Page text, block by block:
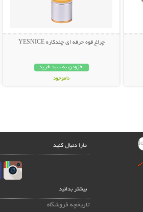
چراغ قوه حرفه ای چندکاره YESNICE
افزودن به سبد خرید
ناموجود
مارا دنبال کنید
بیشتر بدانید
تاریخچه فروشگاه